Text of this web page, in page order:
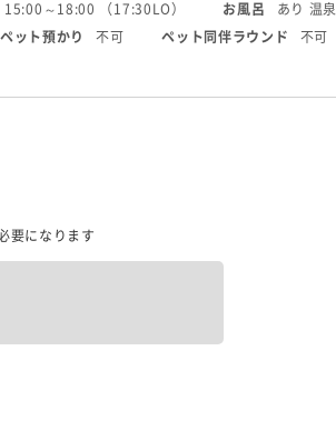
～18:00 （17:30LO） お風呂 あり 温泉
ペット預かり 不可 ペット同伴ラウンド 不可
要になります